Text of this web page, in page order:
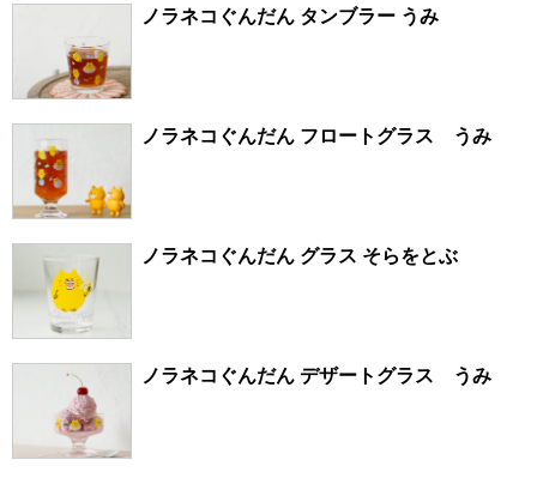
ノラネコぐんだん タンブラー うみ
ノラネコぐんだん フロートグラス うみ
ノラネコぐんだん グラス そらをとぶ
ノラネコぐんだん デザートグラス うみ